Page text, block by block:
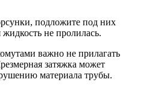
подложите под них
не пролилась.
важно не прилагать
затяжка может
материала трубы.